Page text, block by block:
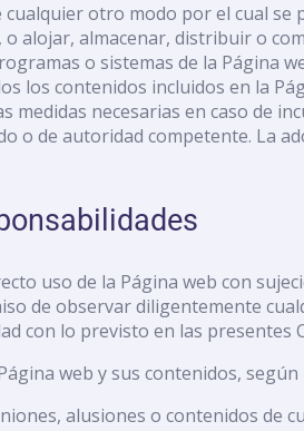
otro modo por el cual
alojar, almacenar, distribuir o
o sistemas de la Página
los contenidos incluidos en la
medidas necesarias en caso de
o de autoridad competente. La
uso de la Página web con
de observar diligentemente
con lo previsto en las presentes
web y sus contenidos,
alusiones o contenidos de